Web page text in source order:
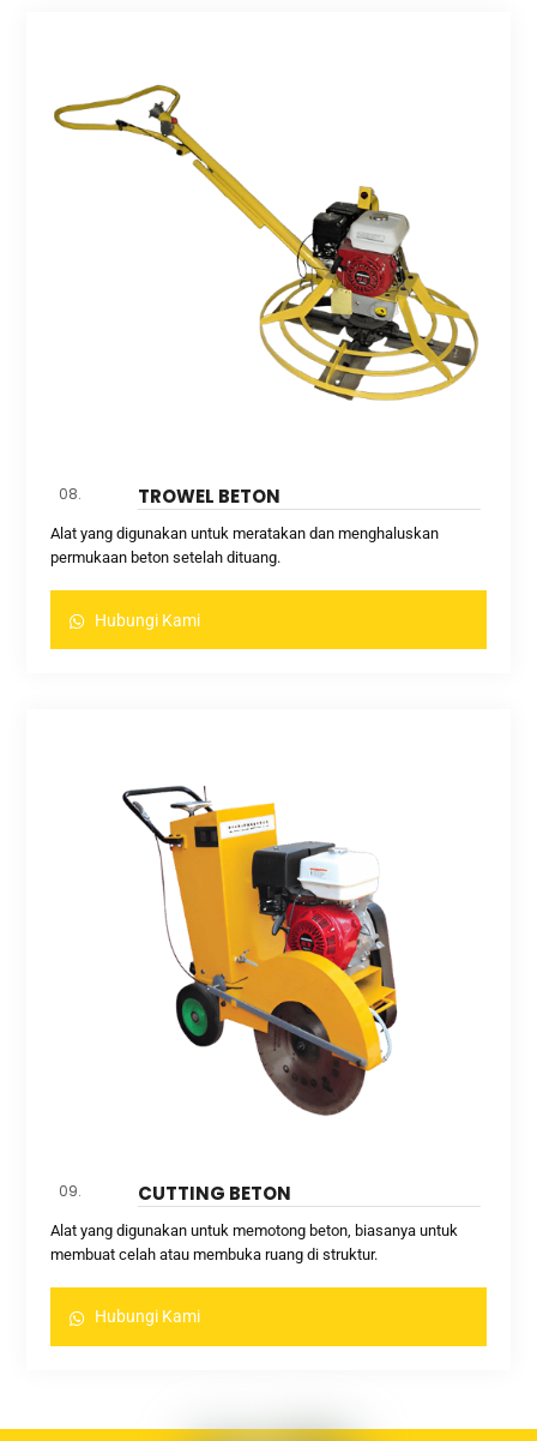
08. TROWEL BETON
Alat yang digunakan untuk meratakan dan menghaluskan
permukaan beton setelah dituang.
Hubungi Kami
09. CUTTING BETON
Alat yang digunakan untuk memotong beton, biasanya untuk
membuat celah atau membuka ruang di struktur.
Hubungi Kami